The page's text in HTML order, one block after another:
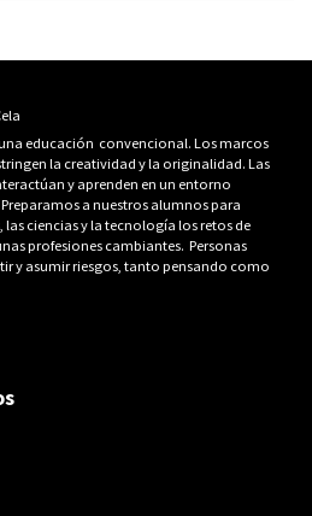
educación convencional. Los marcos
la creatividad y la originalidad. Las
y aprenden en un entorno
a nuestros alumnos para
ciencias y la tecnología los retos de
profesiones cambiantes. Personas
y asumir riesgos, tanto pensando como